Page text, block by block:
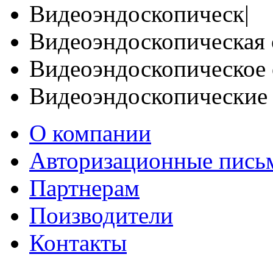
Видеоэндоскопическ|
Видеоэндоскопическая
О компании
Авторизационные
Партнерам
Поизводители
Контакты